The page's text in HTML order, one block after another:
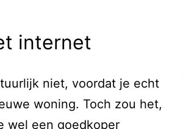
internet
niet, voordat je echt
woning. Toch zou het,
wel een goedkoper